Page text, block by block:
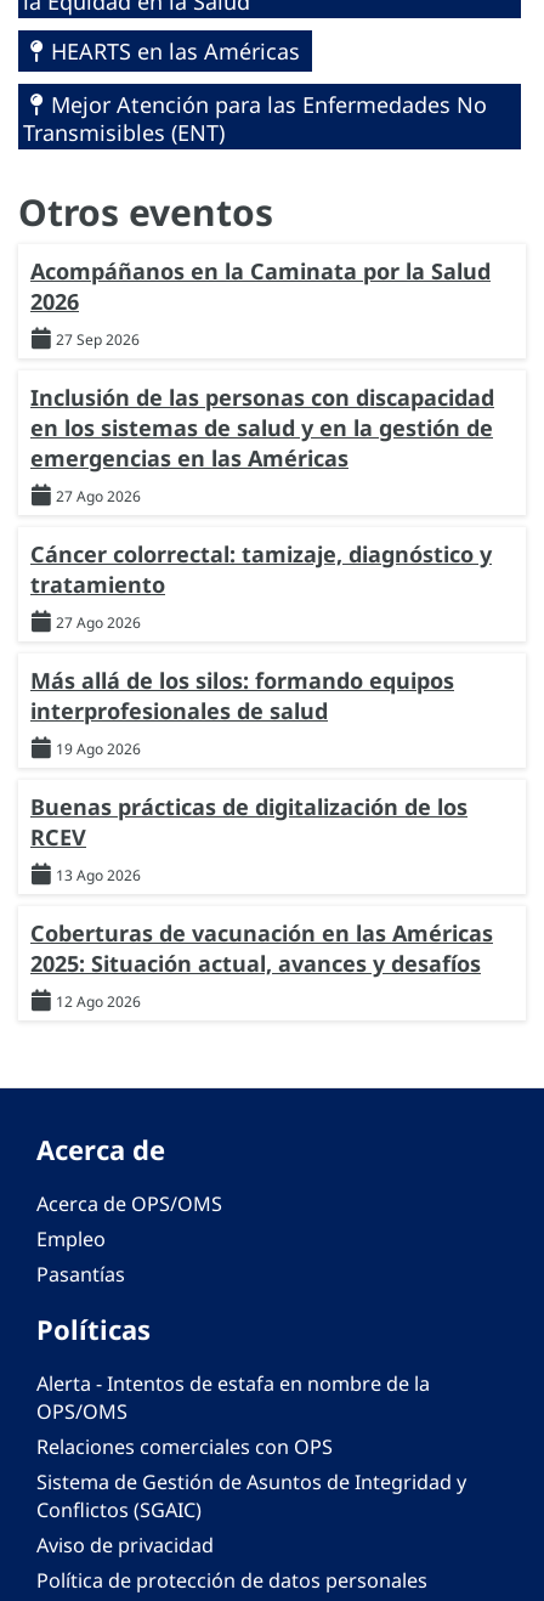
HEARTS en las Américas
Mejor Atención para las Enfermedades No
Transmisibles (ENT)
Otros eventos
Acompáñanos en la Caminata por la Salud
2026
27 Sep 2026
Inclusión de las personas con discapacidad
en los sistemas de salud y en la gestión de
emergencias en las Américas
27 Ago 2026
Cáncer colorrectal: tamizaje, diagnóstico y
tratamiento
27 Ago 2026
Más allá de los silos: formando equipos
interprofesionales de salud
19 Ago 2026
Buenas prácticas de digitalización de los
RCEV
13 Ago 2026
Coberturas de vacunación en las Américas
2025: Situación actual, avances y desafíos
12 Ago 2026
Acerca de
Acerca de OPS/OMS
Empleo
Pasantías
Políticas
Alerta - Intentos de estafa en nombre de la
OPS/OMS
Relaciones comerciales con OPS
Sistema de Gestión de Asuntos de Integridad y
Conflictos (SGAIC)
Aviso de privacidad
Política de protección de datos personales